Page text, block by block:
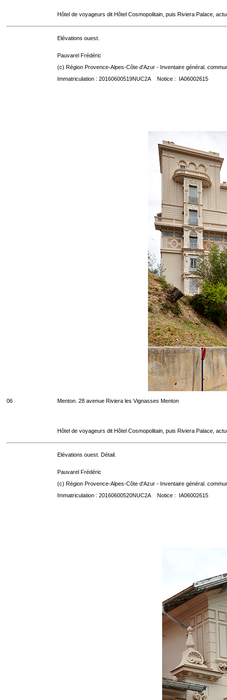
Hôtel de voyageurs dit Hôtel Cosmopolitain, puis Riviera Palace,
Elévations ouest.
Pauvarel Frédéric
(c) Région Provence-Alpes-Côte d'Azur - Inventaire général.
Immatriculation : 20160600519NUC2A Notice : IA06002615
06 Menton. 28 avenue Riviera les Vignasses Menton
Hôtel de voyageurs dit Hôtel Cosmopolitain, puis Riviera Palace,
Elévations ouest. Détail.
Pauvarel Frédéric
(c) Région Provence-Alpes-Côte d'Azur - Inventaire général.
Immatriculation : 20160600520NUC2A Notice : IA06002615